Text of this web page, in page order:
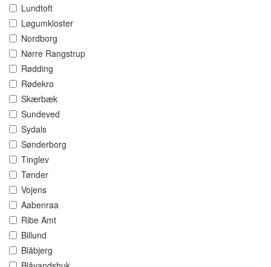
Lundtoft
Løgumkloster
Nordborg
Nørre Rangstrup
Rødding
Rødekro
Skærbæk
Sundeved
Sydals
Sønderborg
Tinglev
Tønder
Vojens
Aabenraa
Ribe Amt
Billund
Blåbjerg